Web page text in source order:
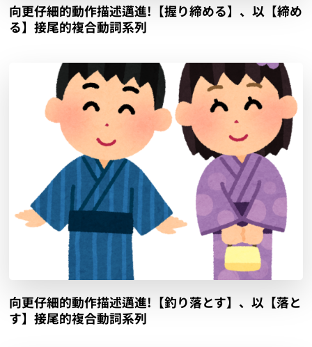
向更仔細的動作描述邁進!【握り締める】、以【締め
る】接尾的複合動詞系列
向更仔細的動作描述邁進!【釣り落とす】、以【落と
す】接尾的複合動詞系列